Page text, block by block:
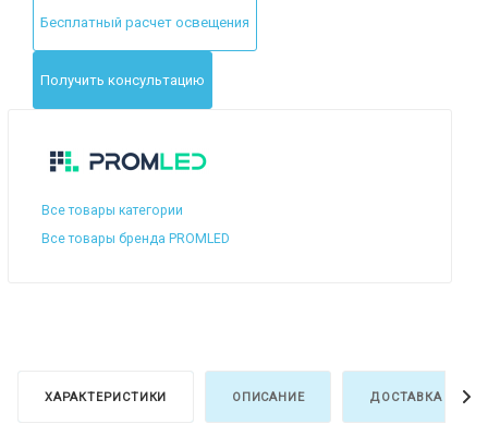
Бесплатный расчет освещения
Получить консультацию
Все товары категории
Все товары бренда PROMLED
ХАРАКТЕРИСТИКИ ОПИСАНИЕ ДОСТАВКА И